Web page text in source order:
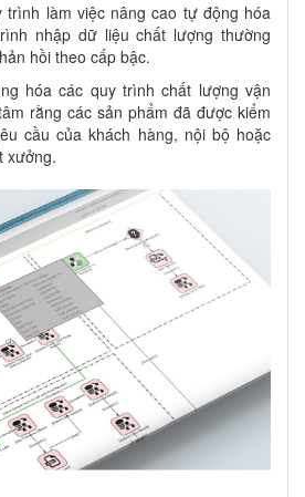
trình làm việc nâng cao tự động hóa
nhập dữ liệu chất lượng thường
hồi theo cấp bậc.
hóa các quy trình chất lượng vận
rằng các sản phẩm đã được kiểm
cầu của khách hàng, nội bộ hoặc
xưởng.